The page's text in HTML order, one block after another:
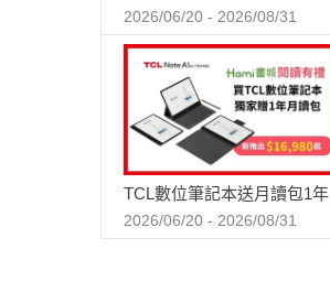
2026/06/20 - 2026/08/31
TCL數位筆記本送月讀包1年
2026/06/20 - 2026/08/31